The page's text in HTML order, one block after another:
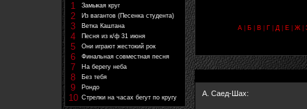
1
Замыкая круг
2 Из вагантов (Песенка студента)
3 Ветка Каштана
4 Песня из к/ф 31 июня
5 Они играют жестокий рок
6 Финальная совместная песня
7 На берегу неба
8 Без тебя
9 Рондо
10 Стрелки на часах бегут по кругу
А| Б| В| Г| Д| Е| Ж|
А. Саед-Шах: